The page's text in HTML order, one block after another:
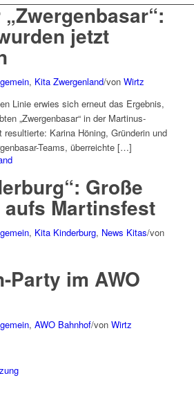
jetzt
, Kita Zwergenland/von Wirtz
Linie erwies sich erneut das Ergebnis,
„Zwergenbasar“ in der Martinus-
resultierte: Karina Höning, Gründerin und
Teams, überreichte […]
Große
Martinsfest
, Kita Kinderburg, News Kitas/von
Party im AWO
, AWO Bahnhof/von Wirtz